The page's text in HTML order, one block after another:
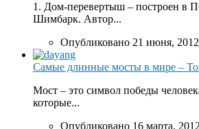
1. Дом-перевертыш – построен в
Шимбарк. Автор...
Опубликовано 21 июня, 2012
Самые длинные мосты в мире –
Мост – это символ победы
которые...
Опубликовано 16 марта,